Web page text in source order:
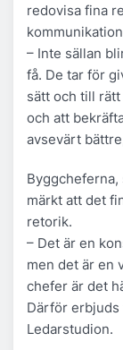
redovisa fina
– Inte sällan
få. De tar för
sätt och till
och att
avsevärt
märkt att det
retorik.
– Det är en
men det är en
chefer är det
Därför
Ledarstudion.